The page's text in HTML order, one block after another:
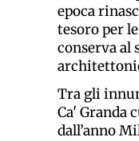
epoca
tesoro per
conserva al
Tra gli
Ca' Granda
dall’anno